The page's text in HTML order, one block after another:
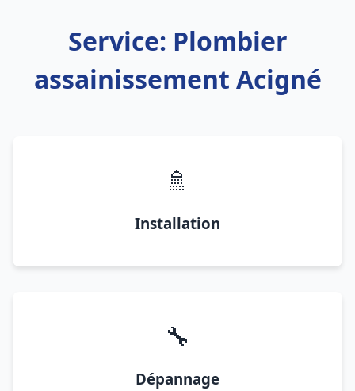
Service: Plombier
assainissement Acigné
🚿
Installation
🔧
Dépannage